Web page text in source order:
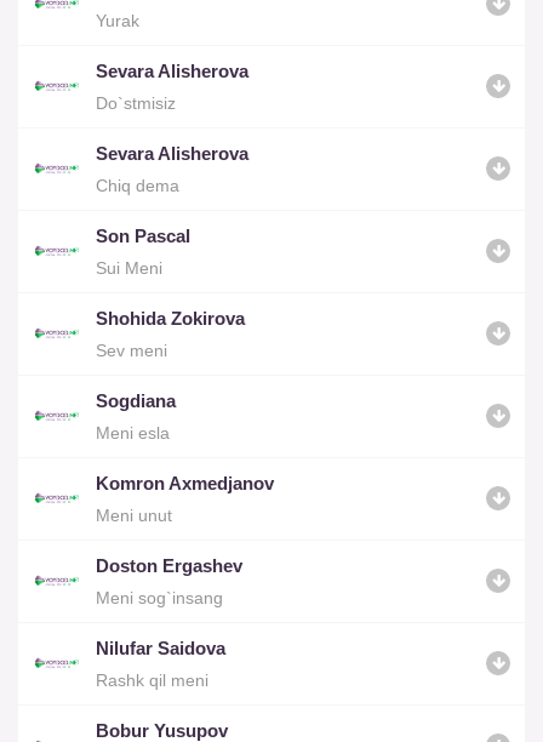
Yurak
Sevara Alisherova
Do`stmisiz
Sevara Alisherova
Chiq dema
Son Pascal
Sui Meni
Shohida Zokirova
Sev meni
Sogdiana
Meni esla
Komron Axmedjanov
Meni unut
Doston Ergashev
Meni sog`insang
Nilufar Saidova
Rashk qil meni
Bobur Yusupov